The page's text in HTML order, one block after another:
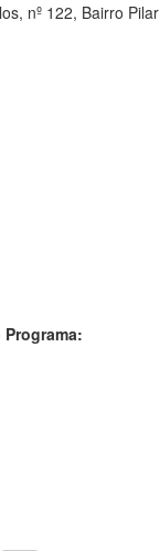
nº 122, Bairro Pilar